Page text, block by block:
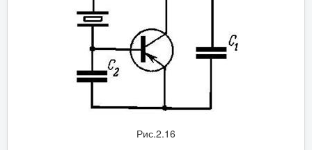
Рис.2.16